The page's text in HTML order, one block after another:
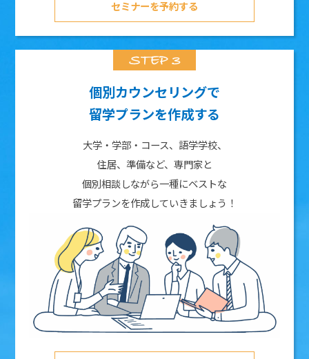
セミナーを予約する
個別カウンセリングで
留学プランを作成する
大学・学部・コース、語学学校、
住居、準備など、専門家と
個別相談しながら一種にベストな
留学プランを作成していきましょう！